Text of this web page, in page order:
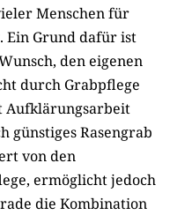
Menschen für
Ein Grund dafür ist
den eigenen
durch Grabpflege
Aufklärungsarbeit
günstiges Rasengrab
von den
ermöglicht jedoch
die Kombination